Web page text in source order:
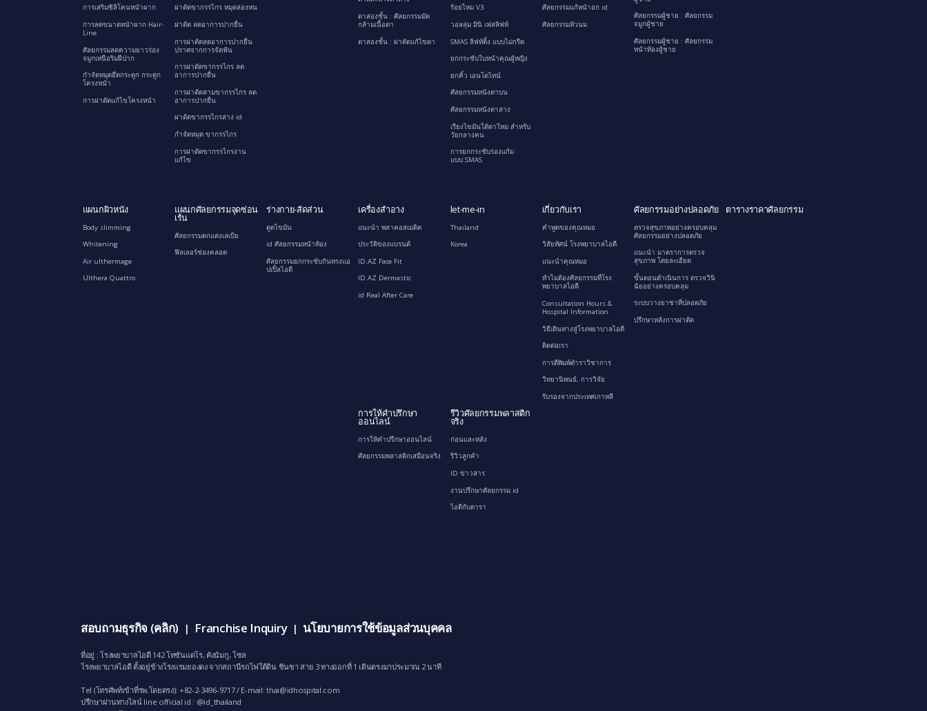
การเสริมซิลิโคนหน้าผาก
การลดขนาดหน้าผาก Hair-
Line
ศัลยกรรมลดความยาวร่อง
จมูกเหนือริมฝีปาก
กำจัดหมุดยึดกระดูก กระดูก
โครงหน้า
การผ่าตัดแก้ไขโครงหน้า
ผ่าตัดขากรรไกร หมุดล่องหน
ผ่าตัด ลดอาการปากยื่น
การผ่าตัดลดอาการปากยื่น
ปราศจากการจัดฟัน
การผ่าตัดขากรรไกร ลด
อาการปากยื่น
การผ่าตัดสามขากรรไกร ลด
อาการปากยื่น
ผ่าตัดขากรรไกรล่าง id
กำจัดหมุด ขากรรไกร
การผ่าตัดขากรรไกรงาน
แก้ไข
ตาสองชั้น : ศัลยกรรมมัด
กล้ามเนื้อตา
ตาสองชั้น : ผ่าตัดแก้ไขตา
ร้อยไหม V3
วอลลุ่ม มินิ เฟสลิฟท์
SMAS ลิฟท์ติ้ง แบบไม่กรีด
ยกกระชับใบหน้าคุณผู้หญิง
ยกคิ้ว เอนโดไทน์
ศัลยกรรมหนังตาบน
ศัลยกรรมหนังตาล่าง
เรียงไขมันใต้ตาใหม่ สำหรับ
วัยกลางคน
การยกกระชับร่องแก้ม
แบบ SMAS
ศัลยกรรมแก้หน้าอก id
ศัลยกรรมหัวนม
ศัลยกรรมผู้ชาย : ศัลยกรรม
จมูกผู้ชาย
ศัลยกรรมผู้ชาย : ศัลยกรรม
หน้าท้องผู้ชาย
แผนกผิวหนัง
Body slimming
Whitening
Air ulthermage
Ulthera Quattro
แผนกศัลยกรรมจุดซ่อน
เร้น
ศัลยกรรมตกแต่งเลเบีย
ฟิลเลอร์ช่องคลอด
ร่างกาย-สัดส่วน
ดูดไขมัน
id ศัลยกรรมหน้าท้อง
ศัลยกรรมยกกระชับก้นทรงแอ
ปเปิ้ลไอดี
เครื่องสำอาง
แนะนำ พลาคอสเมติค
ประวัติของแบรนด์
ID.AZ Face Fit
ID.AZ Dermastic
id Real After Care
let-me-in
Thailand
Korea
เกี่ยวกับเรา
คำพูดของคุณหมอ
วิสัยทัศน์ โรงพยาบาลไอดี
แนะนำคุณหมอ
ทำไมต้องศัลยกรรมที่โรง
พยาบาลไอดี
Consultation Hours &
Hospital Information
วิธีเดินทางสู่โรงพยาบาลไอดี
ติดต่อเรา
การตีพิมพ์ตำราวิชาการ
วิทยานิพนธ์, การวิจัย
รับรองจากประเทศเกาหลี
ศัลยกรรมอย่างปลอดภัย
ตรวจสุขภาพอย่างครอบคลุม
ศัลยกรรมอย่างปลอดภัย
แนะนำ มาตราการตรวจ
สุขภาพ โดยละเอียด
ขั้นตอนดำเนินการ ตรวจวินิ
ฉัยอย่างครอบคลุม
ระบบวางยาชาที่ปลอดภัย
ปรึกษาหลังการผ่าตัด
ตารางราคาศัลยกรรม
การให้คำปรึกษา
ออนไลน์
การให้คำปรึกษาออนไลน์
ศัลยกรรมพลาสติกเสมือนจริง
รีวิวศัลยกรรมพลาสติก
จริง
ก่อนและหลัง
รีวิวลูกค้า
ID ข่าวสาร
งานปรึกษาศัลยกรรม id
ไอดีกับดารา
สอบถามธุรกิจ (คลิก) | Franchise Inquiry | นโยบายการใช้ข้อมูลส่วนบุคคล
ที่อยู่ : โรงพยาบาลไอดี 142 โทซันแดโร, คังนัมกู, โซล
โรงพยาบาลไอดี ตั้งอยู่ข้างโรงแรมยองดง จากสถานีรถไฟใต้ดิน ชินซา สาย 3 ทางออกที่ 1 เดินตรงมาประมาณ 2 นาที
Tel (โทรศัพท์เข้าที่รพ.โดยตรง): +82-2-3496-9717 / E-mail:thai@idhospital.com
ปรึกษาผ่านทางไลน์ line official id : @id_thailand